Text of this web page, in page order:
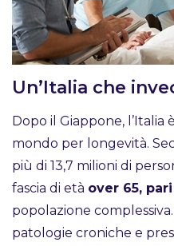
Un’Italia che
Dopo il Giappone, l’Italia
mondo per longevità.
più di 13,7 milioni di
fascia di età over 65, pari
popolazione
patologie croniche e